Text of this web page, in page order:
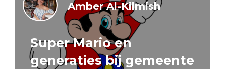
Amber Al-Kilmish
Super Mario en
generaties bij gemeente